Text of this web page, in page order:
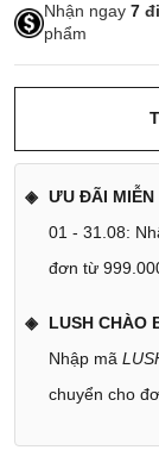
Nhận ngay 7
phẩm
ƯU ĐÃI MIỄN
01 - 31.08:
đơn từ
LUSH CHÀO
Nhập mã
chuyển cho